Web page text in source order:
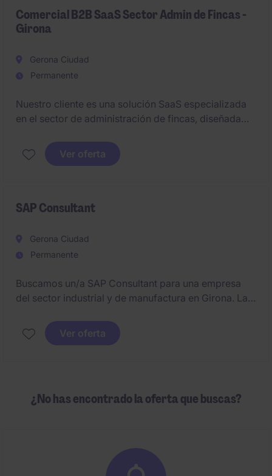
económica.
Comercial B2B SaaS Sector Admin de Fincas -
Girona
Gerona Ciudad
Permanente
Nuestro cliente es una solución SaaS especializada
en el sector de administración de fincas, diseñada
cumplimiento normativo (incluyendo CAE).
Actualmente contamos con un equipo
expansión del área de ventas.
Ver oferta
SAP Consultant
Gerona Ciudad
Permanente
Buscamos un/a SAP Consultant para una empresa
del sector industrial y de manufactura en Girona. La
soluciones SAP para optimizar los procesos
tecnológicos de la compañía.
Ver oferta
¿No has encontrado la oferta que buscas?